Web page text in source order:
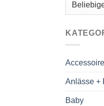
Anlässe +
Baby